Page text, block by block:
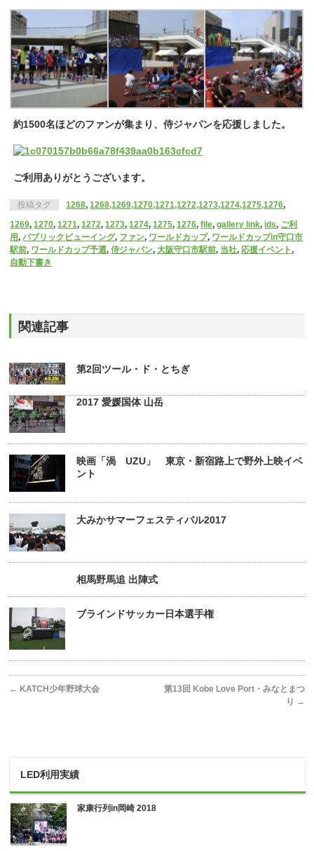
約1500名ほどのファンが集まり、侍ジャパンを応援しました。
ご利用ありがとうございます。
投稿タグ 1268,1268,1269,1270,1271,1272,1273,1274,1275,1276,
1269,1270,1271,1272,1273,1274,1275,1276,file,gallery link,ids, ご利
用,パブリックビューイング, ファン, ワールドカップ, ワールドカップin守口市
駅前, ワールドカップ予選,侍ジャパン,大阪守口市駅前, 当社,応援イベント,
自動下書き
関連記事
第2回ツール・ド・とちぎ
2017 愛媛国体 山岳
映画「渦 UZU」 東京・新宿路上で野外上映イベ
ント
大みかサマーフェスティバル2017
相馬野馬追 出陣式
ブラインドサッカー日本選手権
← KATCH少年野球大会
第13回 Kobe Love Port・みなとまつ
り →
LED利用実績
家康行列in岡崎 2018